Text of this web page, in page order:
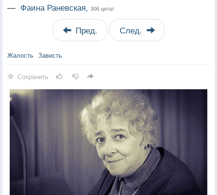
— Фаина Раневская, 306 цитат
Пред. След.
Жалость Зависть
Сохранить